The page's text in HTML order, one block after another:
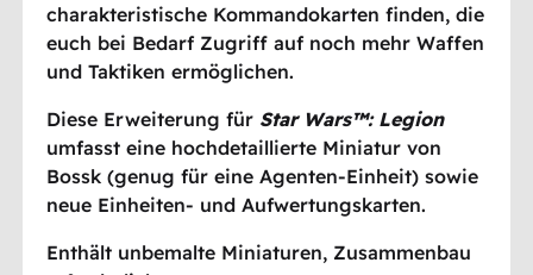
charakteristische Kommandokarten finden, die
euch bei Bedarf Zugriff auf noch mehr Waffen
und Taktiken ermöglichen.
Diese Erweiterung für Star Wars™: Legion
umfasst eine hochdetaillierte Miniatur von
Bossk (genug für eine Agenten-Einheit) sowie
neue Einheiten- und Aufwertungskarten.
Enthält unbemalte Miniaturen, Zusammenbau